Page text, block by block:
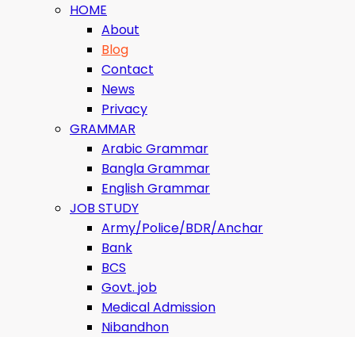
HOME
About
Blog
Contact
News
Privacy
GRAMMAR
Arabic Grammar
Bangla Grammar
English Grammar
JOB STUDY
Army/Police/BDR/Anchar
Bank
BCS
Govt. job
Medical Admission
Nibandhon